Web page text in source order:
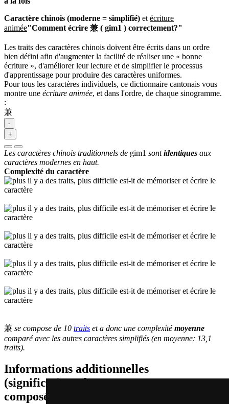
Caractère chinois (moderne = simplifié) et écriture
animée"Comment écrire 兼 ( gim1 ) correctement?"
Les traits des caractères chinois doivent être écrits dans un ordre
bien défini afin d'augmenter la facilité de réaliser une « bonne
écriture », d'améliorer leur lecture et de simplifier le processus
d'apprentissage pour produire des caractères uniformes.
Pour tous les caractères individuels, ce dictionnaire cantonais vous
montre une écriture animée, et dans l'ordre, de chaque sinogramme.
:
兼
-
+
Les caractères chinois traditionnels de gim1 sontidentiques aux
caractères modernes en haut.
Complexité du caractère
兼 se compose de 10 traits et a donc une complexitémoyenne
comparé avec les autres caractères simplifiés (en moyenne: 13,1
traits).
Informations additionnelles
(significations de composants, mots
composés etc.)